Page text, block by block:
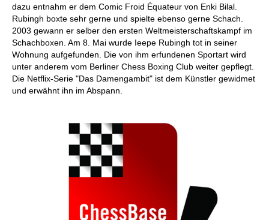
dazu entnahm er dem Comic Froid Équateur von Enki Bilal.
Rubingh boxte sehr gerne und spielte ebenso gerne Schach.
2003 gewann er selber den ersten Weltmeisterschaftskampf im
Schachboxen. Am 8. Mai wurde Ieepe Rubingh tot in seiner
Wohnung aufgefunden. Die von ihm erfundenen Sportart wird
unter anderem vom Berliner Chess Boxing Club weiter gepflegt.
Die Netflix-Serie "Das Damengambit" ist dem Künstler gewidmet
und erwähnt ihn im Abspann.